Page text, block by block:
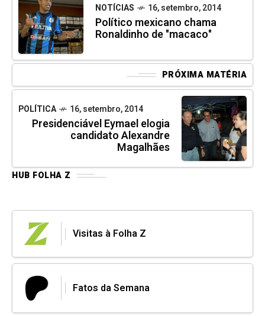
NOTÍCIAS 16, setembro, 2014
Político mexicano chama
Ronaldinho de "macaco"
PRÓXIMA MATÉRIA
POLÍTICA 16, setembro, 2014
Presidenciável Eymael elogia
candidato Alexandre
Magalhães
HUB FOLHA Z
Visitas à Folha Z
Fatos da Semana